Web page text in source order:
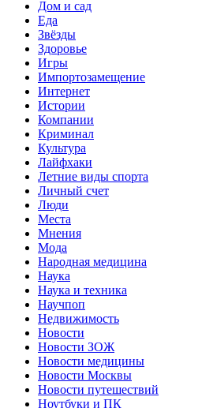
Дом и сад
Еда
Звёзды
Здоровье
Игры
Импортозамещение
Интернет
Истории
Компании
Криминал
Культура
Лайфхаки
Летние виды спорта
Личный счет
Люди
Места
Мнения
Мода
Народная медицина
Наука
Наука и техника
Научпоп
Недвижимость
Новости
Новости ЗОЖ
Новости медицины
Новости Москвы
Новости путешествий
Ноутбуки и ПК